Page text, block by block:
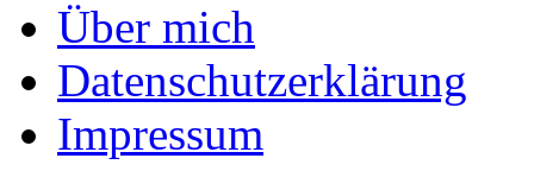
Über mich
Datenschutzerklärung
Impressum